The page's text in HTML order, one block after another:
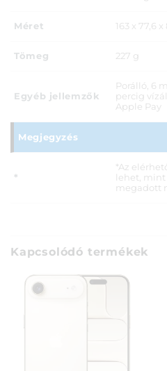
Méret 163 x 77,6
Tömeg 227 g
Egyéb jellemzők
Porálló, 6
percig
Apple Pay
Megjegyzés
*
*Az
lehet,
megadott
Kapcsolódó termékek